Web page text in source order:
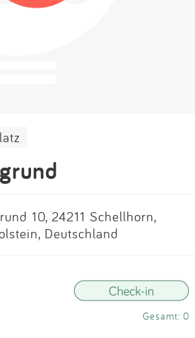
Impressum
10, 24211 Schellhorn,
Deutschland
Gesamt: 0